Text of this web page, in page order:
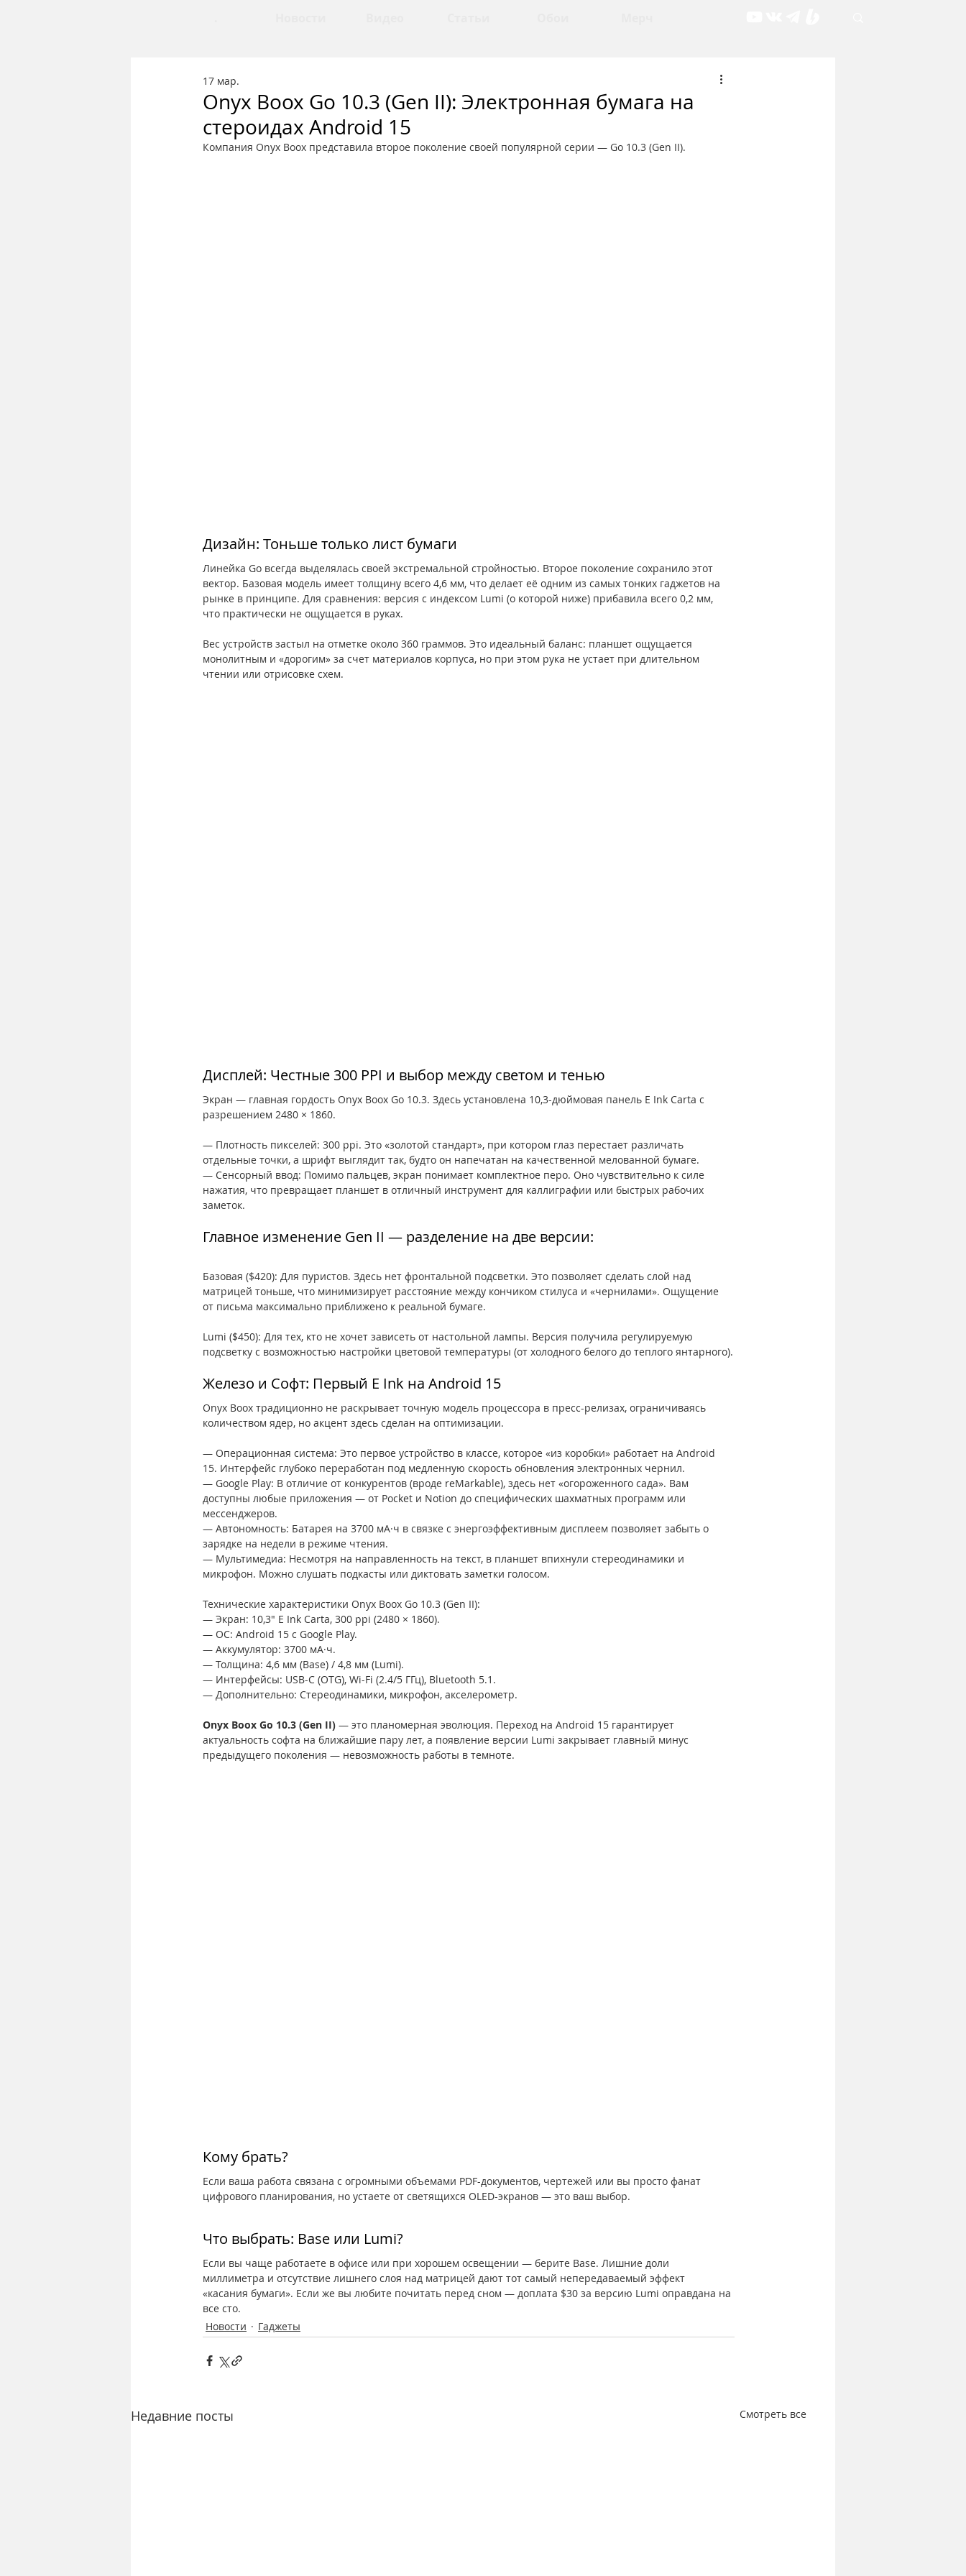
Onyx Boox Go 10.3 (Gen II): Электронная бумага на
стероидах Android 15
17 мар.
Компания Onyx Boox представила второе поколение своей популярной серии — Go 10.3 (Gen II).
Дизайн: Тоньше только лист бумаги
Линейка Go всегда выделялась своей экстремальной стройностью. Второе поколение сохранило этот
вектор. Базовая модель имеет толщину всего 4,6 мм, что делает её одним из самых тонких гаджетов на
рынке в принципе. Для сравнения: версия с индексом Lumi (о которой ниже) прибавила всего 0,2 мм,
что практически не ощущается в руках.
Вес устройств застыл на отметке около 360 граммов. Это идеальный баланс: планшет ощущается
монолитным и «дорогим» за счет материалов корпуса, но при этом рука не устает при длительном
чтении или отрисовке схем.
Дисплей: Честные 300 PPI и выбор между светом и тенью
Экран — главная гордость Onyx Boox Go 10.3. Здесь установлена 10,3-дюймовая панель E Ink Carta с
разрешением 2480 × 1860.
— Плотность пикселей: 300 ppi. Это «золотой стандарт», при котором глаз перестает различать
отдельные точки, а шрифт выглядит так, будто он напечатан на качественной мелованной бумаге.
— Сенсорный ввод: Помимо пальцев, экран понимает комплектное перо. Оно чувствительно к силе
нажатия, что превращает планшет в отличный инструмент для каллиграфии или быстрых рабочих
заметок.
Главное изменение Gen II — разделение на две версии:
Базовая ($420): Для пуристов. Здесь нет фронтальной подсветки. Это позволяет сделать слой над
матрицей тоньше, что минимизирует расстояние между кончиком стилуса и «чернилами». Ощущение
от письма максимально приближено к реальной бумаге.
Lumi ($450): Для тех, кто не хочет зависеть от настольной лампы. Версия получила регулируемую
подсветку с возможностью настройки цветовой температуры (от холодного белого до теплого янтарного).
Железо и Софт: Первый E Ink на Android 15
Onyx Boox традиционно не раскрывает точную модель процессора в пресс-релизах, ограничиваясь
количеством ядер, но акцент здесь сделан на оптимизации.
— Операционная система: Это первое устройство в классе, которое «из коробки» работает на Android
15. Интерфейс глубоко переработан под медленную скорость обновления электронных чернил.
— Google Play: В отличие от конкурентов (вроде reMarkable), здесь нет «огороженного сада». Вам
доступны любые приложения — от Pocket и Notion до специфических шахматных программ или
мессенджеров.
— Автономность: Батарея на 3700 мА·ч в связке с энергоэффективным дисплеем позволяет забыть о
зарядке на недели в режиме чтения.
— Мультимедиа: Несмотря на направленность на текст, в планшет впихнули стереодинамики и
микрофон. Можно слушать подкасты или диктовать заметки голосом.
Технические характеристики Onyx Boox Go 10.3 (Gen II):
— Экран: 10,3" E Ink Carta, 300 ppi (2480 × 1860).
— ОС: Android 15 с Google Play.
— Аккумулятор: 3700 мА·ч.
— Толщина: 4,6 мм (Base) / 4,8 мм (Lumi).
— Интерфейсы: USB-C (OTG), Wi-Fi (2.4/5 ГГц), Bluetooth 5.1.
— Дополнительно: Стереодинамики, микрофон, акселерометр.
Onyx Boox Go 10.3 (Gen II) — это планомерная эволюция. Переход на Android 15 гарантирует
актуальность софта на ближайшие пару лет, а появление версии Lumi закрывает главный минус
предыдущего поколения — невозможность работы в темноте.
Кому брать?
Если ваша работа связана с огромными объемами PDF-документов, чертежей или вы просто фанат
цифрового планирования, но устаете от светящихся OLED-экранов — это ваш выбор.
Что выбрать: Base или Lumi?
Если вы чаще работаете в офисе или при хорошем освещении — берите Base. Лишние доли
миллиметра и отсутствие лишнего слоя над матрицей дают тот самый непередаваемый эффект
«касания бумаги». Если же вы любите почитать перед сном — доплата $30 за версию Lumi оправдана на
все сто.
Новости
Гаджеты
Недавние посты Смотреть все